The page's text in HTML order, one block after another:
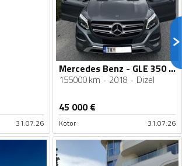
31.07.26
Mercedes Benz - GLE 350 - AMG
155000 km 2018 Dizel
45 000€
Kotor 31.07.26